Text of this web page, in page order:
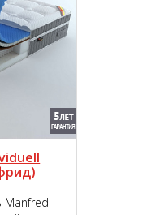
Manfred -